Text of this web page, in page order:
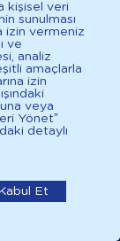
kardeş. 4.
kişisel veri
sunulması
izin vermeniz
ve
analiz
amaçlarla
izin
veya
Yönet”
detaylı
Et